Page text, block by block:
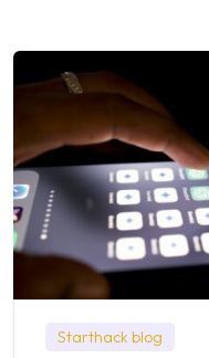
Starthack blog